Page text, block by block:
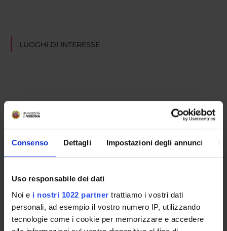
Consenso Dettagli Impostazioni degli annunci
Uso responsabile dei dati
Noi e i nostri 1022 partner trattiamo i vostri dati
personali, ad esempio il vostro numero IP, utilizzando
tecnologie come i cookie per memorizzare e accedere
LUOGHI DI INTERESSE